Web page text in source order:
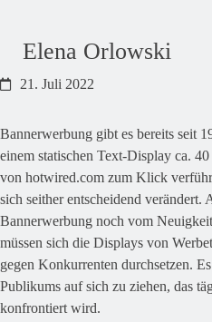
Elena Orlowski
21. Juli 2022
Bannerwerbung gibt es bereits seit
einem statischen Text-Display ca.
von hotwired.com zum Klick
sich seither entscheidend
Bannerwerbung noch vom
müssen sich die Displays von
gegen Konkurrenten durchsetzen.
Publikums auf sich zu ziehen, das
konfrontiert wird.